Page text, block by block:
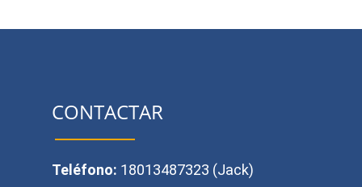
CONTACTAR
Teléfono: 18013487323 (Jack)